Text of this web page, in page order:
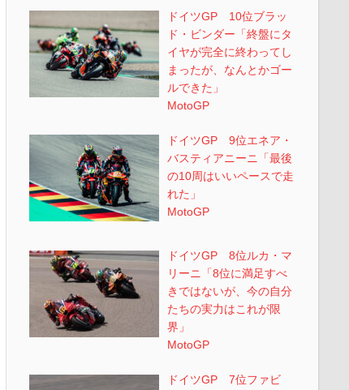
ドイツGP 10位ブラッ
ド・ビンダー「終盤にタ
イヤが完全に終わってし
まったが、なんとかゴー
ルできた」
MotoGP
ドイツGP 9位エネア・
バスティアニーニ「最後
の10周はいいペースで走
れた」
MotoGP
ドイツGP 8位ルカ・マ
リーニ「8位に満足すべ
きではないが、今の自分
たちの実力はこれが限
界」
MotoGP
ドイツGP 7位ファビ